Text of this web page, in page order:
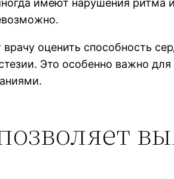
имеют нарушения ритма
оценить способность
Это особенно важно